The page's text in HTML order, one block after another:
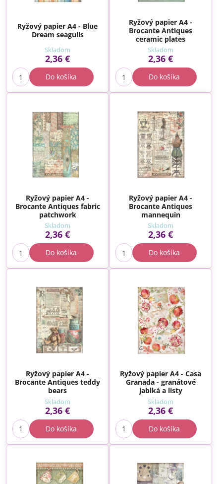
Ryžový papier A4 - Blue
Dream seagulls
Skladom
2,36 €
Do košíka
Ryžový papier A4 -
Brocante Antiques
ceramic plates
Skladom
2,36 €
Do košíka
Ryžový papier A4 -
Brocante Antiques fabric
patchwork
Skladom
2,36 €
Do košíka
Ryžový papier A4 -
Brocante Antiques
mannequin
Skladom
2,36 €
Do košíka
Ryžový papier A4 -
Brocante Antiques teddy
bears
Skladom
2,36 €
Do košíka
Ryžový papier A4 - Casa
Granada - granátové
jablká a listy
Skladom
2,36 €
Do košíka